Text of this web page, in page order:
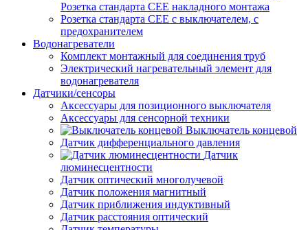
Розетка стандарта СЕЕ накладного монтажа
Розетка стандарта СЕЕ с выключателем, с
предохранителем
Водонагреватели
Комплект монтажный для соединения труб
Электрический нагревательный элемент для
водонагревателя
Датчики/сенсоры
Аксессуары для позиционного выключателя
Аксессуары для сенсорной техники
Выключатель концевой
Датчик дифференциального давления
Датчик
люминесцентности
Датчик оптический многолучевой
Датчик положения магнитный
Датчик приближения индуктивный
Датчик расстояния оптический